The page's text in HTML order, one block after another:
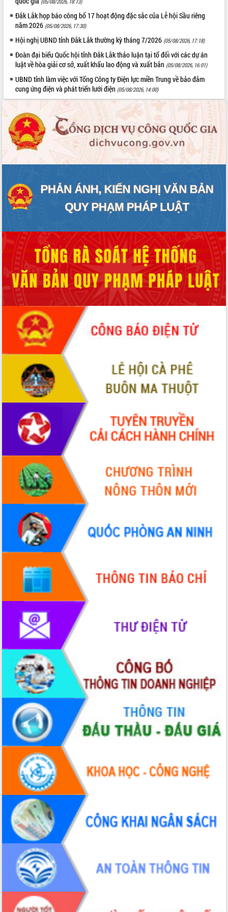
hoạch tỉnh thời kỳ 2021-2030
Hội thảo góp ý hồ sơ điều chỉnh quy
hoạch tỉnh Đắk Lắk thời kỳ 2021-2030,
tầm nhìn đến năm 2050
Nâng cao hiệu quả hoạt động của các
doanh nghiệp nhà nước
Hội nghị triển khai kết nối mạng
truyền số liệu chuyên dùng phục vụ cơ
quan Đảng, Nhà nước
Lễ phát động chuỗi hoạt động chung
tay làm sạch môi trường
Xã Ea Kar bước chuyển mình trong
công tác cải cách hành chính mô hình
mới
Hội thảo khoa học “Giải pháp thúc đẩy
phát triển nền kinh tế xanh tại tỉnh
Đắk Lắk”
hiện nhiệm vụ quản lý tài sản công
hàng tuần
Tháo gỡ những vướng mắc, đẩy mạnh
công tác cải cách thủ tục hành chính
tại Trung tâm Phục vụ hành chính
công tỉnh
Đắk Lắk: Tôn vinh 46 giải pháp tại Hội
thi Sáng tạo Kỹ thuật 2024 - 2025
Đắk Lắk rà soát, điều chỉnh Đề án 190
về phát triển nuôi trồng thủy sản
Phó Chủ tịch UBND tỉnh Đắk Lắk
Trương Công Thái kiểm tra thực địa
Dự án cao tốc Khánh Hòa - Buôn Ma
Thuột
Định vị cà phê Việt Nam như một “di
sản sống” trong dòng chảy toàn cầu
Xây dựng nông thôn mới: Nâng cao đời
sống người dân từ những mô hình thiết
thực
Quyết liệt tháo gỡ vướng mắc, đẩy
nhanh tiến độ các dự án trọng điểm
trong Khu kinh tế Nam Phú Yên
Hòn Yến phát triển du lịch gắn với bảo
tồn biển
Lấy ý kiến điều chỉnh Quy hoạch tỉnh
Đắk Lắk thời kỳ 2021-2030, tầm nhìn
đến năm 2050
Phát động chiến dịch 30 ngày đêm
giải phóng mặt bằng Tuyến đường bộ
ven biển
Đắk Lắk nỗ lực thúc đẩy tăng trưởng
kinh tế từ 10% trở lên trong Quý
Đắk Lắk ký kết thỏa thuận hợp tác về
chuyển đổi số giai đoạn 2026 – 2030
với Tập đoàn Bưu chính Viễn thông
Việt Nam
Thứ trưởng Bộ Y tế làm việc với tỉnh
Đắk Lắk về phát triển nhân lực y tế
cho trạm y tế cấp xã
Du lịch Đắk Lắk nâng tầm trải nghiệm
du khách thông qua Hệ thống cơ sở dữ
liệu và Bản đồ số
Tập huấn ứng dụng trí tuệ nhân tạo (AI)
trong thương mại điện tử năm 2026
Đoàn đại biểu Quốc hội tỉnh Đắk Lắk
trao đổi thông tin trước Kỳ họp thứ
nhất, Quốc hội khóa XVI
Quyết liệt cải cách hành chính, khơi
thông nguồn lực phát triển
Nâng cao hiệu lực, hiệu quả HĐND
tỉnh thông qua hiện đại hóa hành chính
Xã Ea Phê gắn cải cách hành chính với
chuyển đổi số
Phó Chủ tịch Thường trực UBND tỉnh
Hồ Thị Nguyên Thảo làm việc tại Trung
tâm Phục vụ hành chính công xã Ea
Phê
Xây dựng nền hành chính số đồng
hành cùng nông dân dân, doanh nghiệp
Giai đoạn 2026-2030, Đắk Lắk phấn
Đắk Lắk họp báo công bố 17 hoạt động đặc sắc của Lễ hội Sầu riêng
năm 2026 (05/08/2026, 17:30)
Hội nghị UBND tỉnh Đắk Lắk thường kỳ tháng 7/2026 (05/08/2026, 17:18)
Đoàn đại biểu Quốc hội tỉnh Đắk Lắk thảo luận tại tổ đối với các dự án
luật về hòa giải cơ sở, xuất khẩu lao động và xuất bản (05/08/2026, 16:01)
UBND tỉnh làm việc với Tổng Công ty Điện lực miền Trung về bảo đảm
cung ứng điện và phát triển lưới điện (05/08/2026, 14:00)